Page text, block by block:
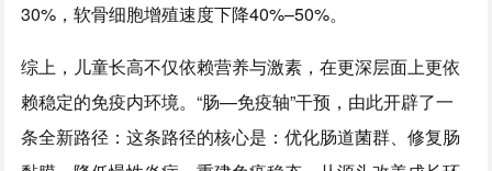
30%，软骨细胞增殖速度下降40%–50%。
综上，儿童长高不仅依赖营养与激素，在更深层面上更依
赖稳定的免疫内环境。“肠—免疫轴”干预，由此开辟了一
条全新路径：这条路径的核心是：优化肠道菌群、修复肠